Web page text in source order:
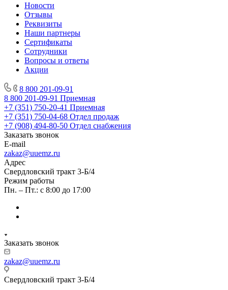
Новости
Отзывы
Реквизиты
Наши партнеры
Сертификаты
Сотрудники
Вопросы и ответы
Акции
8 800 201-09-91
8 800 201-09-91 Приемная
+7 (351) 750-20-41 Приемная
+7 (351) 750-04-68 Отдел продаж
+7 (908) 494-80-50 Отдел снабжения
Заказать звонок
E-mail
zakaz@uuemz.ru
Адрес
Свердловский тракт 3-Б/4
Режим работы
Пн. – Пт.: с 8:00 до 17:00
Заказать звонок
zakaz@uuemz.ru
Свердловский тракт 3-Б/4